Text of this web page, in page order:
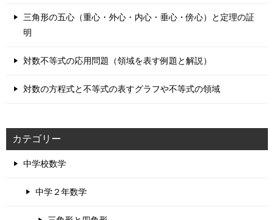
三角形の五心（重心・外心・内心・垂心・傍心）と定理の証
明
対数不等式の応用問題（領域を表す例題と解説）
対数の方程式と不等式の表すグラフや不等式の領域
カテゴリー
中学校数学
中学２年数学